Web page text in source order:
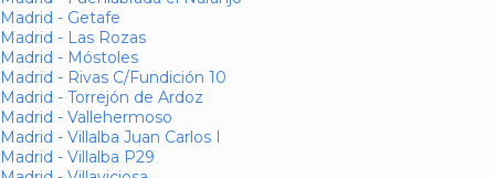
Madrid - Getafe
Madrid - Las Rozas
Madrid - Móstoles
Madrid - Rivas C/Fundición 10
Madrid - Torrejón de Ardoz
Madrid - Vallehermoso
Madrid - Villalba Juan Carlos I
Madrid - Villalba P29